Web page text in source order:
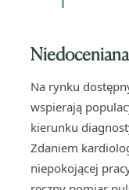
Na rynku
wspierają
kierunku
Zdaniem
niepokojącej